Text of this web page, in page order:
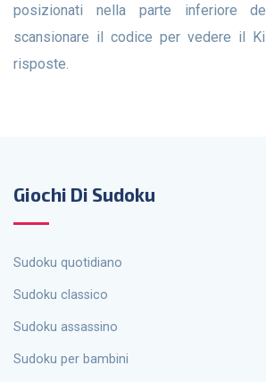
posizionati nella parte inferiore
scansionare il codice per vedere il
risposte.
Giochi Di Sudoku
Sudoku quotidiano
Sudoku classico
Sudoku assassino
Sudoku per bambini